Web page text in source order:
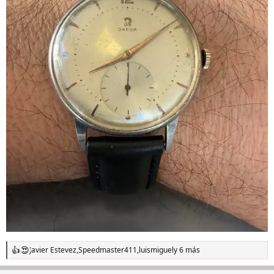
R
e
Javier Estevez,Speedmaster411,luismiguely 6 más